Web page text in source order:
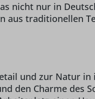
nicht nur in
aus traditionellen
und zur Natur
den Charme des